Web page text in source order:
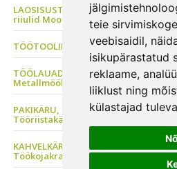
teie
veebisaidil,
isikupärastatud
reklaame,
liiklust ning
külastajad
LAOSISUSTUS, Plastkarbid,
riiulid Moodulriiulid
TÖÖTOOLID Sadultoolid,
TÖÖLAUAD Tööstusmööbel,
Metallmööbel
PAKIKÄRU, Transpordikäru,
Tööriistakäru
KAHVELKÄRU, Virnastaja, Käärtõstuk,
Töökojakraanad